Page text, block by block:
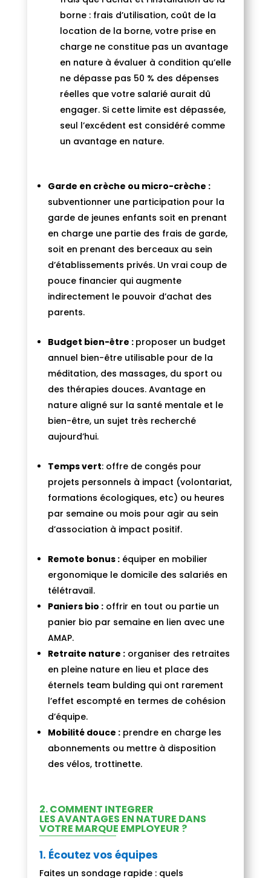
borne : frais d’utilisation, coût de la
location de la borne, votre prise en
charge ne constitue pas un avantage
en nature à évaluer à condition qu’elle
ne dépasse pas 50 % des dépenses
réelles que votre salarié aurait dû
engager. Si cette limite est dépassée,
seul l’excédent est considéré comme
un avantage en nature.
Garde en crèche ou micro-crèche :
subventionner une participation pour la
garde de jeunes enfants soit en prenant
en charge une partie des frais de garde,
soit en prenant des berceaux au sein
d’établissements privés. Un vrai coup de
pouce financier qui augmente
indirectement le pouvoir d’achat des
parents.
Budget bien-être : proposer un budget
annuel bien-être utilisable pour de la
méditation, des massages, du sport ou
des thérapies douces. Avantage en
nature aligné sur la santé mentale et le
bien-être, un sujet très recherché
aujourd’hui.
Temps vert: offre de congés pour
projets personnels à impact (volontariat,
formations écologiques, etc) ou heures
par semaine ou mois pour agir au sein
d’association à impact positif.
Remote bonus :équiper en mobilier
ergonomique le domicile des salariés en
télétravail.
Paniers bio :offrir en tout ou partie un
panier bio par semaine en lien avec une
AMAP.
Retraite nature :organiser des retraites
en pleine nature en lieu et place des
éternels team bulding qui ont rarement
l’effet escompté en termes de cohésion
d’équipe.
Mobilité douce :prendre en charge les
abonnements ou mettre à disposition
des vélos, trottinette.
2.COMMENT INTEGRER
LES AVANTAGES EN NATURE DANS
VOTRE MARQUE EMPLOYEUR ?
1. Écoutez vos équipes
Faites un sondage rapide : quels